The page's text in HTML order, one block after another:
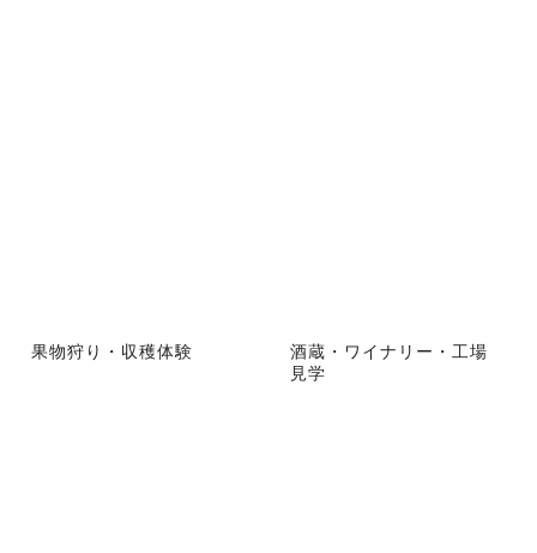
果物狩り・収穫体験
酒蔵・ワイナリー・工場
見学